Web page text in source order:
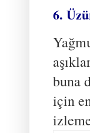
6.
buna
için